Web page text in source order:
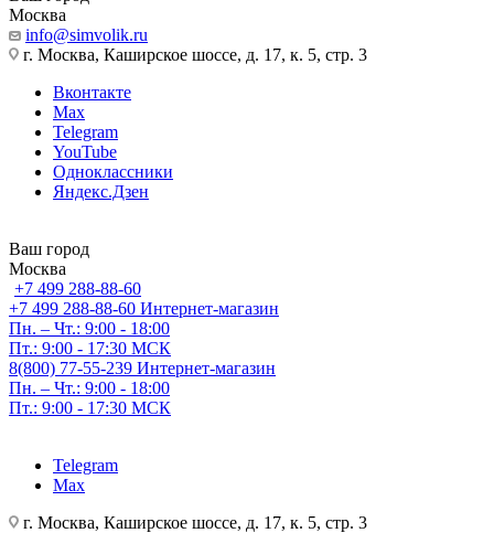
Москва
info@simvolik.ru
г. Москва, Каширское шоссе, д. 17, к. 5, стр. 3
Вконтакте
Max
Telegram
YouTube
Одноклассники
Яндекс.Дзен
Ваш город
Москва
+7 499 288-88-60
+7 499 288-88-60 Интернет-магазин
Пн. – Чт.: 9:00 - 18:00
Пт.: 9:00 - 17:30 МСК
8(800) 77-55-239 Интернет-магазин
Пн. – Чт.: 9:00 - 18:00
Пт.: 9:00 - 17:30 МСК
Telegram
Max
г. Москва, Каширское шоссе, д. 17, к. 5, стр. 3